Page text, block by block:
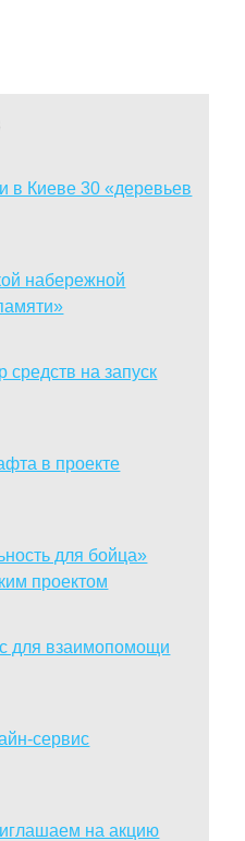
в Киеве 30 «деревьев
набережной
средств на запуск
в проекте
для бойца»
проектом
для взаимопомощи
сервис
на акцию